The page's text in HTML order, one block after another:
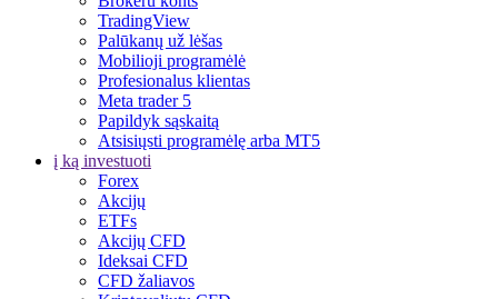
TradingView
Palūkanų už lėšas
Mobilioji programėlė
Profesionalus klientas
Meta trader 5
Papildyk sąskaitą
Atsisiųsti programėlę arba MT5
į ką investuoti
Forex
Akcijų
ETFs
Akcijų CFD
Ideksai CFD
CFD žaliavos